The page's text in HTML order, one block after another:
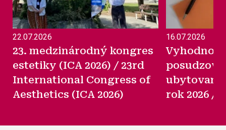
22.07.2026
23. medzinárodný kongres
estetiky (ICA 2026) / 23rd
International Congress of
Aesthetics (ICA 2026)
16.07.2026
rok 2026 /